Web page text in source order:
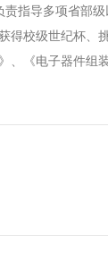
指导多项省部
得校级世纪杯、
、《电子器件组